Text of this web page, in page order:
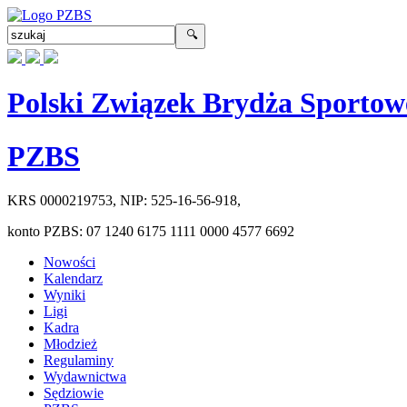
Polski Związek Brydża
PZBS
KRS 0000219753, NIP: 525-16-56-918,
konto PZBS: 07 1240 6175 1111 0000 4577 6692
Nowości
Kalendarz
Wyniki
Ligi
Kadra
Młodzież
Regulaminy
Wydawnictwa
Sędziowie